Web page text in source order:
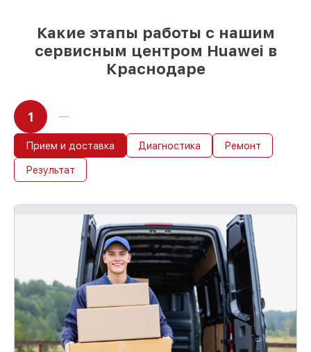
немедленном начале работ
Какие этапы работы с нашим
сервисным центром Huawei в
Краснодаре
1
Прием и доставка Диагностика Ремонт
Результат